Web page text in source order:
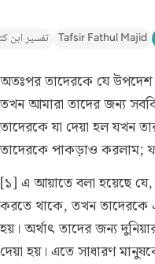
Tafsir Fathul Majid تفسير ابن
অতঃপর তাদেরকে যে উপদেশ
তখন আমারা তাদের জন্য
তাদেরকে যা দেয়া হল যখন
তাদেরকে পাকড়াও করলাম;
[১] এ আয়াতে বলা হয়েছে যে,
করতে থাকে, তখন তাদেরকে
হয়। অর্থাৎ তাদের জন্য
দেয়া হয়। এতে সাধারণ